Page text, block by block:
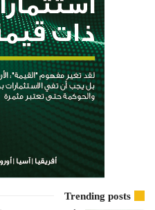
Trending posts